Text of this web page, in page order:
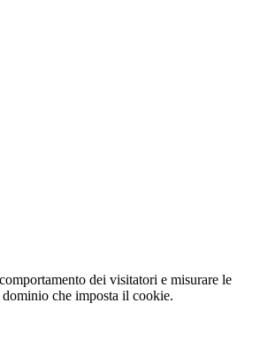
dei visitatori e misurare le
che imposta il cookie.